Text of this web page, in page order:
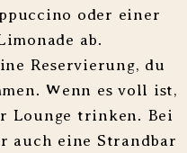
oder einer
ab.
Reservierung, du
Wenn es voll ist,
Lounge trinken. Bei
auch eine Strandbar